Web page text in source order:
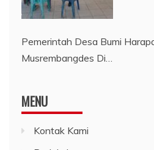
Pemerintah Desa Bumi
Musrembangdes Di…
MENU
Kontak Kami